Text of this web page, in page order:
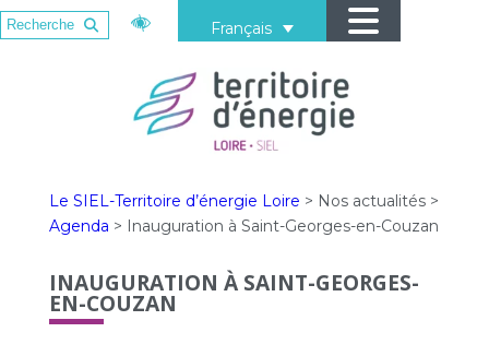
Français
Le SIEL-Territoire d’énergie Loire > Nos actualités>
Agenda > Inauguration à Saint-Georges-en-Couzan
INAUGURATION À SAINT-GEORGES-
EN-COUZAN